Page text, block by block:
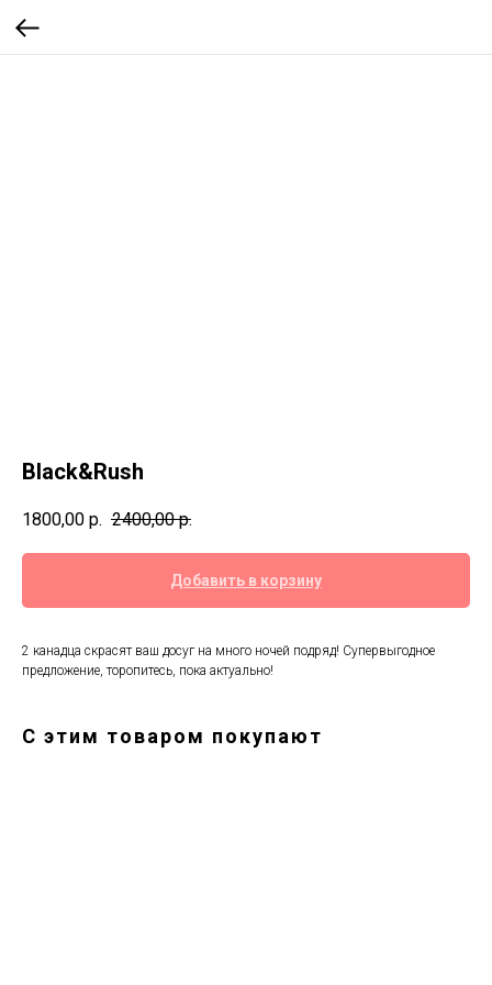
Black&Rush
1800,00 р. 2400,00 р.
Добавить в корзину
2 канадца скрасят ваш досуг на много ночей подряд! Супервыгодное
предложение, торопитесь, пока актуально!
С этим товаром покупают